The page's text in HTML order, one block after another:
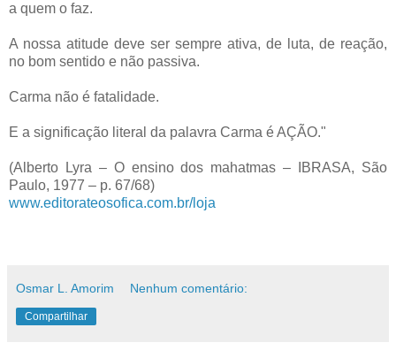
a quem o faz.
A nossa atitude deve ser sempre ativa, de luta, de reação,
no bom sentido e não passiva.
Carma não é fatalidade.
E a significação literal da palavra Carma é AÇÃO."
(Alberto Lyra – O ensino dos mahatmas – IBRASA, São
Paulo, 1977 – p. 67/68)
www.editorateosofica.com.br/loja
Osmar L. Amorim Nenhum comentário:
Compartilhar